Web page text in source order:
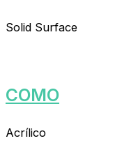
Solid Surface
COMO
Acrílico